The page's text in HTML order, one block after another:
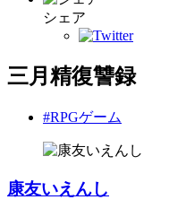
シェア
三月精復讐録
#RPGゲーム
康友いえんし